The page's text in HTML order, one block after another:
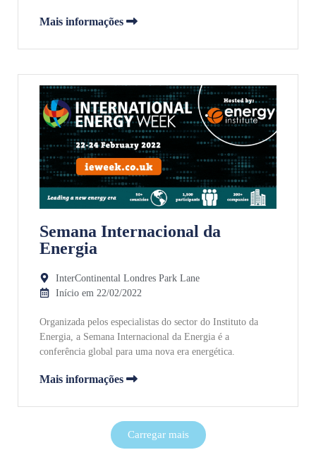
Mais informações
Semana Internacional da
Energia
InterContinental Londres Park Lane
Início em 22/02/2022
Organizada pelos especialistas do sector do Instituto da
Energia, a Semana Internacional da Energia é a
conferência global para uma nova era energética.
Mais informações
Carregar mais